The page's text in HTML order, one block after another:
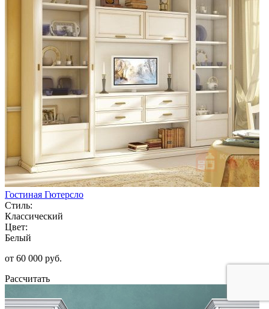
Гостиная Гютерсло
Стиль:
Классический
Цвет:
Белый
от 60 000 руб.
Рассчитать